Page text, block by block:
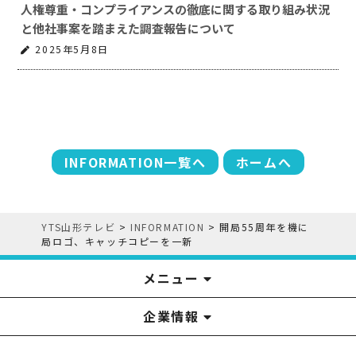
人権尊重・コンプライアンスの徹底に関する取り組み状況
と他社事案を踏まえた調査報告について
2025年5月8日
INFORMATION一覧へ ホームへ
YTS山形テレビ > INFORMATION >開局55周年を機に
局ロゴ、キャッチコピーを一新
メニュー
YTSニュース
番組
アナウンサー
プレゼント
イベント
みるるん星人
YTS見学ツアー
番組表
お問い合わせ
企業情報